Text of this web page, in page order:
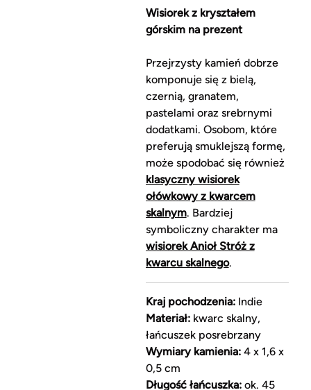
Wisiorek z kryształem
górskim na prezent
Przejrzysty kamień dobrze
komponuje się z bielą,
czernią, granatem,
pastelami oraz srebrnymi
dodatkami. Osobom, które
preferują smuklejszą formę,
może spodobać się również
klasyczny wisiorek
ołówkowy z kwarcem
skalnym. Bardziej
symboliczny charakter ma
wisiorek Anioł Stróż z
kwarcu skalnego.
Kraj pochodzenia:Indie
Materiał:kwarc skalny,
łańcuszek posrebrzany
Wymiary kamienia:4 x 1,6 x
0,5 cm
Długość łańcuszka:ok. 45